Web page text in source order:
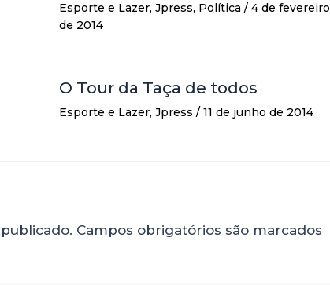
Esporte e Lazer, Jpress, Política / 4 de fevereiro
de 2014
O Tour da Taça de todos
Esporte e Lazer, Jpress / 11 de junho de 2014
Campos obrigatórios são marcados